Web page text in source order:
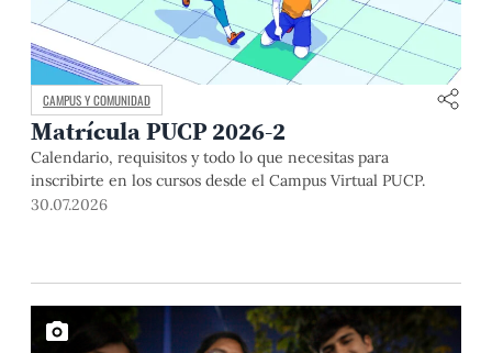
CAMPUS Y COMUNIDAD
Matrícula PUCP 2026-2
Calendario, requisitos y todo lo que necesitas para
inscribirte en los cursos desde el Campus Virtual PUCP.
30.07.2026